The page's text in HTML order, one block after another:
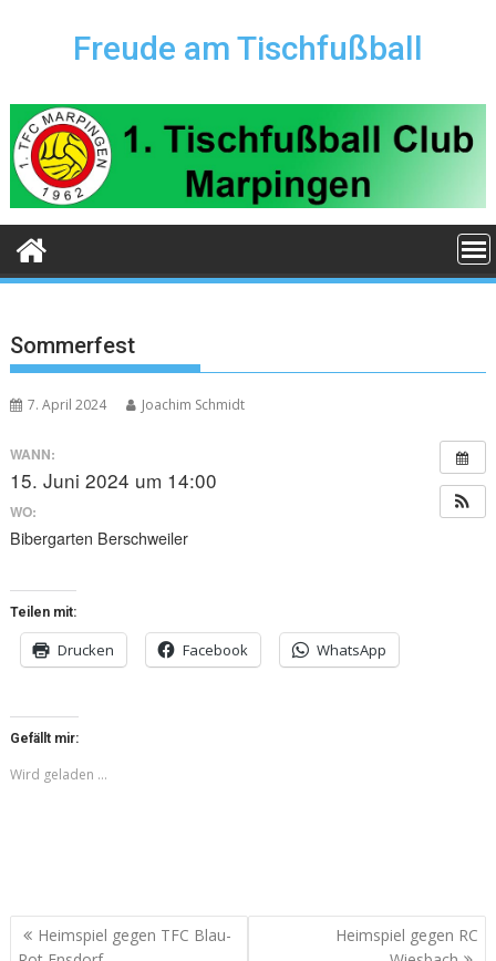
Freude am Tischfußball
Sommerfest
7. April 2024 Joachim Schmidt
WANN:
15. Juni 2024 um 14:00
WO:
Bibergarten Berschweiler
Teilen mit:
Drucken Facebook WhatsApp
Gefällt mir:
Wird geladen …
Beitragsnavigation
Heimspiel gegen TFC Blau-
Heimspiel gegen RC